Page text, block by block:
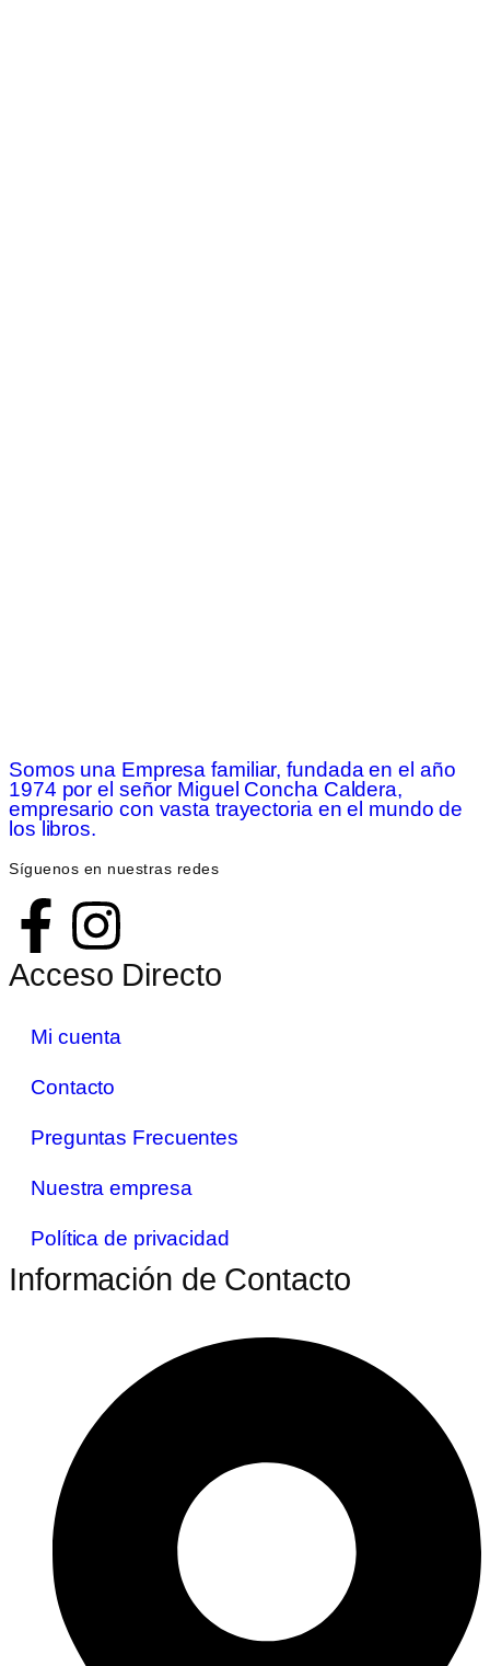
Somos una Empresa familiar, fundada en el año
1974 por el señor Miguel Concha Caldera,
empresario con vasta trayectoria en el mundo de
los libros.
Síguenos en nuestras redes
Acceso Directo
Mi cuenta
Contacto
Preguntas Frecuentes
Nuestra empresa
Política de privacidad
Información de Contacto